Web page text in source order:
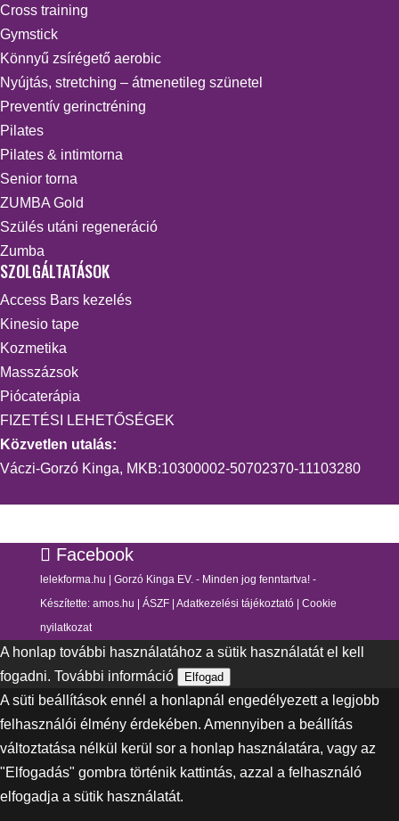
Cross training
Gymstick
Könnyű zsírégető aerobic
Nyújtás, stretching – átmenetileg szünetel
Preventív gerinctréning
Pilates
Pilates & intimtorna
Senior torna
ZUMBA Gold
Szülés utáni regeneráció
Zumba
SZOLGÁLTATÁSOK
Access Bars kezelés
Kinesio tape
Kozmetika
Masszázsok
Piócaterápia
FIZETÉSI LEHETŐSÉGEK
Közvetlen utalás:
Váczi-Gorzó Kinga, MKB:10300002-50702370-11103280
Facebook
lelekforma.hu | Gorzó Kinga EV. - Minden jog fenntartva! -
Készítette: amos.hu ÁSZF| Adatkezelési tájékoztató| Cookie
nyilatkozat
A honlap további használatához a sütik használatát el kell
fogadni. További információ Elfogad
A süti beállítások ennél a honlapnál engedélyezett a legjobb
felhasználói élmény érdekében. Amennyiben a beállítás
változtatása nélkül kerül sor a honlap használatára, vagy az
"Elfogadás" gombra történik kattintás, azzal a felhasználó
elfogadja a sütik használatát.